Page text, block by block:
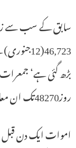
سابق کے سب سے
روز48270تک ان معاملات کی تعداد پہنچ گئی ہے۔